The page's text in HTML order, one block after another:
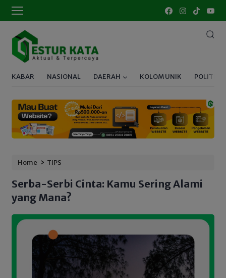
KABAR NASIONAL DAERAH KOLOM UNIK POLITIK
Home › TIPS
Serba-Serbi Cinta: Kamu Sering Alami
yang Mana?